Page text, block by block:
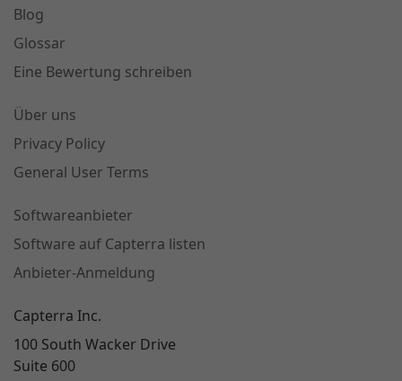
Blog
Glossar
Eine Bewertung schreiben
Über uns
Privacy Policy
General User Terms
Softwareanbieter
Software auf Capterra listen
Anbieter-Anmeldung
Capterra Inc.
100 South Wacker Drive
Suite 600